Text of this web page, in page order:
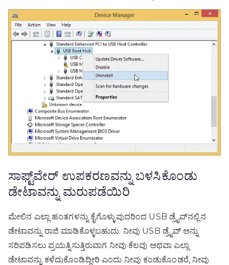
ಸಾಫ್ಟ್‌ವೇರ್ ಉಪಕರಣವನ್ನು ಬಳಸಿಕೊಂಡು
ಡೇಟಾವನ್ನು ಮರುಪಡೆಯಿರಿ
ಮೇಲಿನ ಎಲ್ಲಾ ಹಂತಗಳನ್ನು ಕೈಗೊಳ್ಳುವುದರಿಂದ USB ಡ್ರೈವ್‌ನಲ್ಲಿನ
ಡೇಟಾವನ್ನು ರಾಜಿ ಮಾಡಿಕೊಳ್ಳಬಹುದು. ನೀವು USB ಡ್ರೈವ್ ಅನ್ನು
ಸರಿಪಡಿಸಲು ಪ್ರಯತ್ನಿಸುತ್ತಿರುವಾಗ ನೀವು ಕೆಲವು ಅಥವಾ ಎಲ್ಲಾ
ಡೇಟಾವನ್ನು ಕಳೆದುಕೊಂಡಿದ್ದೀರಿ ಎಂದು ನೀವು ಕಂಡುಕೊಂಡರೆ, ನೀವು